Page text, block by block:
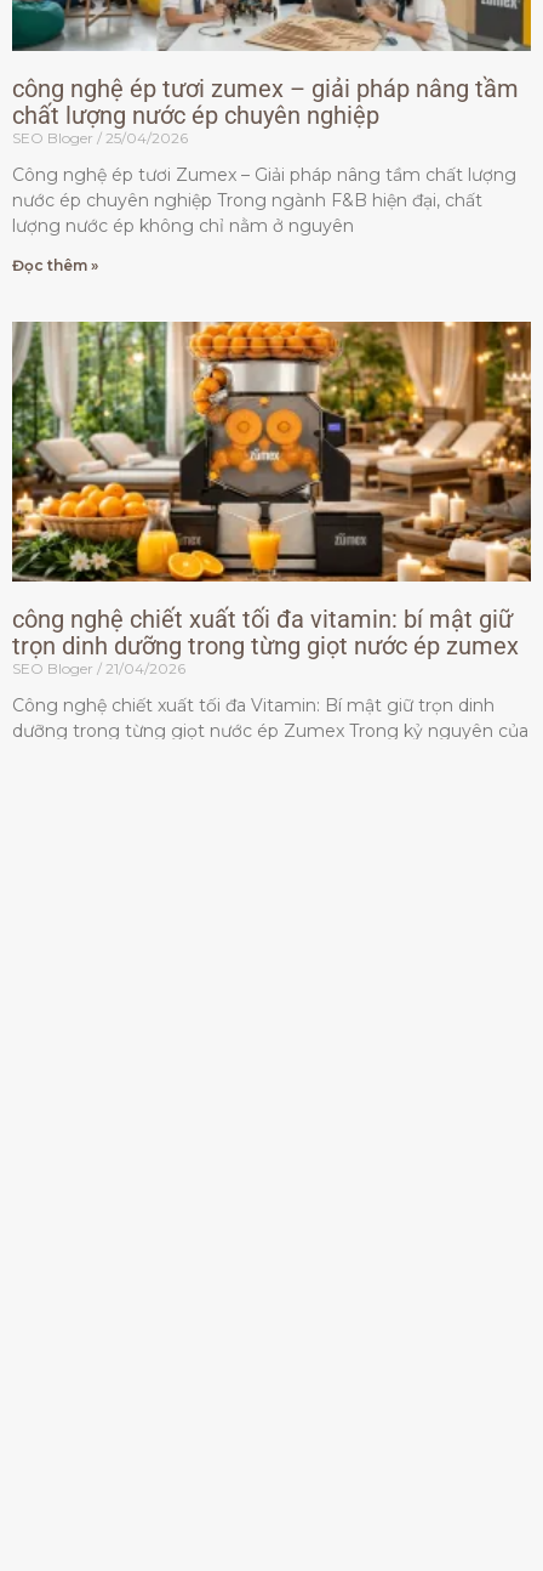
công nghệ ép tươi zumex – giải pháp nâng tầm
chất lượng nước ép chuyên nghiệp
SEO Bloger 25/04/2026
Công nghệ ép tươi Zumex – Giải pháp nâng tầm chất lượng
nước ép chuyên nghiệp Trong ngành F&B hiện đại, chất
lượng nước ép không chỉ nằm ở nguyên
Đọc thêm »
công nghệ chiết xuất tối đa vitamin: bí mật giữ
trọn dinh dưỡng trong từng giọt nước ép zumex
SEO Bloger 21/04/2026
Công nghệ chiết xuất tối đa Vitamin: Bí mật giữ trọn dinh
dưỡng trong từng giọt nước ép Zumex Trong kỷ nguyên của